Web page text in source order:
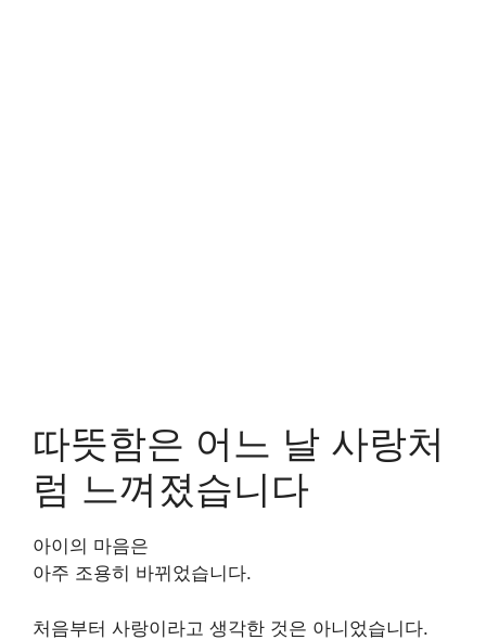
따뜻함은 어느 날 사랑처
럼 느껴졌습니다
아이의 마음은
아주 조용히 바뀌었습니다.
처음부터 사랑이라고 생각한 것은 아니었습니다.